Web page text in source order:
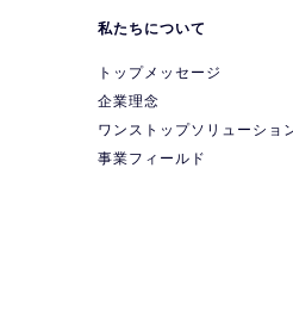
私たちについて
トップメッセージ
企業理念
ワンストップソリューショ
事業フィールド